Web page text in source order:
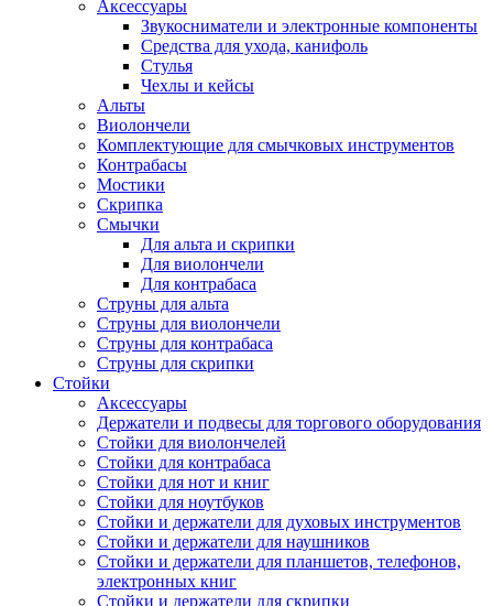
Аксессуары
Звукосниматели и электронные компоненты
Средства для ухода, канифоль
Стулья
Чехлы и кейсы
Альты
Виолончели
Комплектующие для смычковых инструментов
Контрабасы
Мостики
Скрипка
Смычки
Для альта и скрипки
Для виолончели
Для контрабаса
Струны для альта
Струны для виолончели
Струны для контрабаса
Струны для скрипки
Стойки
Аксессуары
Держатели и подвесы для торгового оборудования
Стойки для виолончелей
Стойки для контрабаса
Стойки для нот и книг
Стойки для ноутбуков
Стойки и держатели для духовых инструментов
Стойки и держатели для наушников
Стойки и держатели для планшетов, телефонов,
электронных книг
Стойки и держатели для скрипки